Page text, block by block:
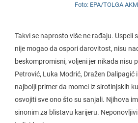
Foto: EPA/TOLGA
Takvi se naprosto više ne rađaju. Uspeli
nije mogao da ospori darovitost, nisu
beskompromisni, voljeni jer nikada nisu
Petrović, Luka Modrić, Dražen Dalipagić
najbolji primer da momci iz sirotinjskih
osvojiti sve ono što su sanjali. Njihova
sinonim za blistavu karijeru.